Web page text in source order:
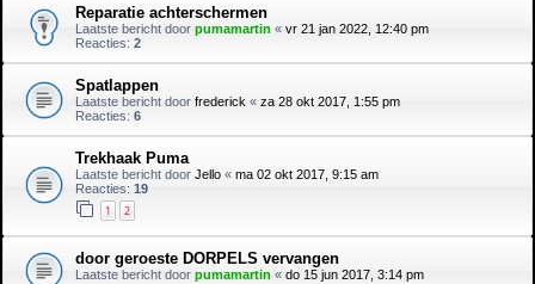
Reparatie achterschermen
Laatste bericht door pumamartin « vr 21 jan 2022, 12:40 pm
Reacties: 2
Spatlappen
Laatste bericht door frederick « za 28 okt 2017, 1:55 pm
Reacties: 6
Trekhaak Puma
Laatste bericht door Jello « ma 02 okt 2017, 9:15 am
Reacties: 19
1 2
door geroeste DORPELS vervangen
Laatste bericht door pumamartin « do 15 jun 2017, 3:14 pm